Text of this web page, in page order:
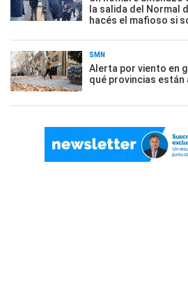
la salida del Normal
hacés el mafioso si
SMN
Alerta por viento en
qué provincias